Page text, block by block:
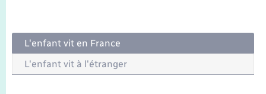
L'enfant vit en France
L'enfant vit à l'étranger